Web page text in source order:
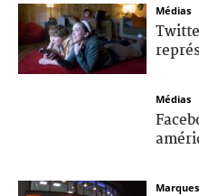
Médias
Médias
Marques